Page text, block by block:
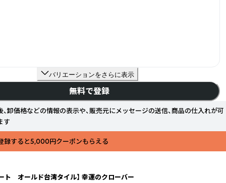
バリエーションをさらに表示
無料で登録
、卸価格などの情報の表示や、販売元にメッセージの送信、商品の仕入れが可
す
登録すると5,000円クーポンもらえる
オールド台湾タイル】 幸運のクローバー